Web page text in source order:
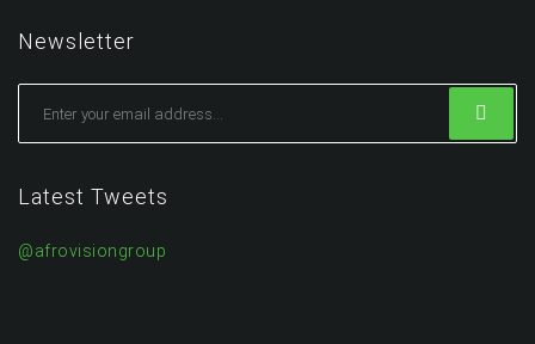
Newsletter
Latest Tweets
@afrovisiongroup